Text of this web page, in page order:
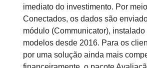
imediato do investimento. Por
Conectados, os dados são
módulo (Communicator),
modelos desde 2016. Para os
por uma solução ainda mais